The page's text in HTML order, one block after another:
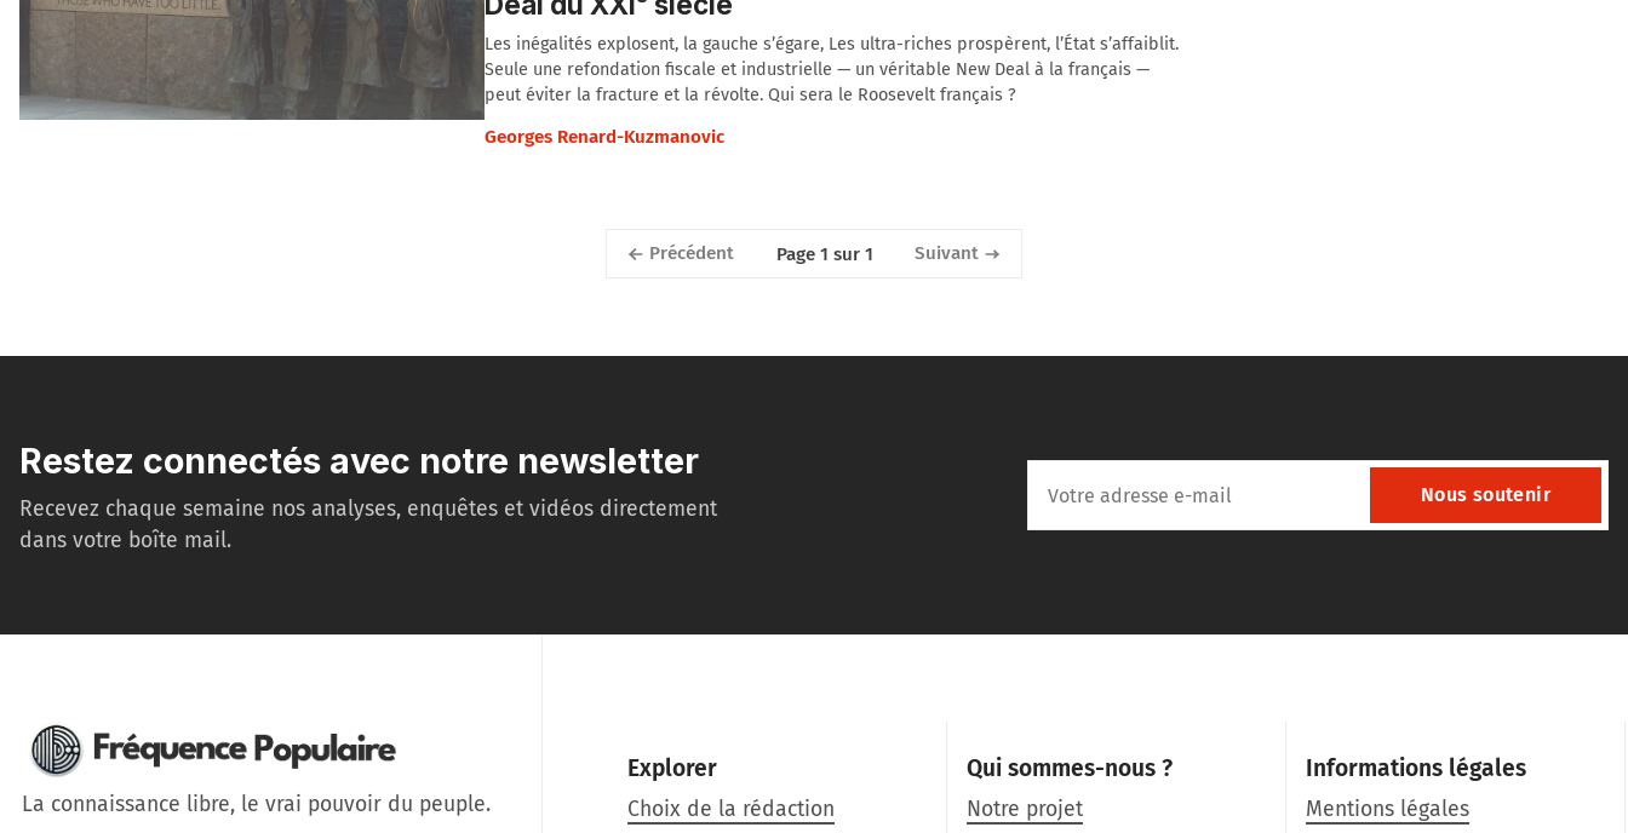
Les inégalités explosent, la gauche s’égare, Les ultra-riches prospèrent, l’État s’affaiblit.
Seule une refondation fiscale et industrielle — un véritable New Deal à la français —
peut éviter la fracture et la révolte. Qui sera le Roosevelt français ?
Georges Renard-Kuzmanovic
Précédent Page 1 sur 1 Suivant
Restez connectés avec notre newsletter
Recevez chaque semaine nos analyses, enquêtes et vidéos directement
dans votre boîte mail.
Nous soutenir
La connaissance libre, le vrai pouvoir du peuple.
Explorer
Choix de la rédaction
Qui sommes-nous ?
Notre projet
Informations légales
Mentions légales